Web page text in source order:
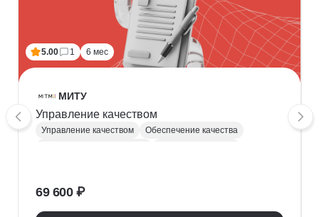
5.00 1 6 мес
МИТУ
Управление качеством
Управление качеством
Обеспечение качества
69 600 ₽